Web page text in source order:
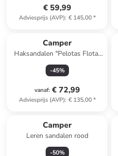
€ 59,99
Adviesprijs (AVP): € 145,00*
Camper
Haksandalen "Pelotas Flota"
zwart
-45%
vanaf: € 72,99
Adviesprijs (AVP): € 135,00*
Camper
Leren sandalen rood
-50%